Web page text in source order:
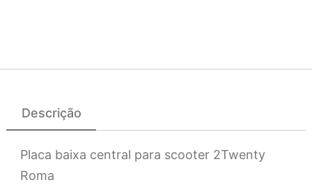
Descrição
Placa baixa central para scooter 2Twenty
Roma